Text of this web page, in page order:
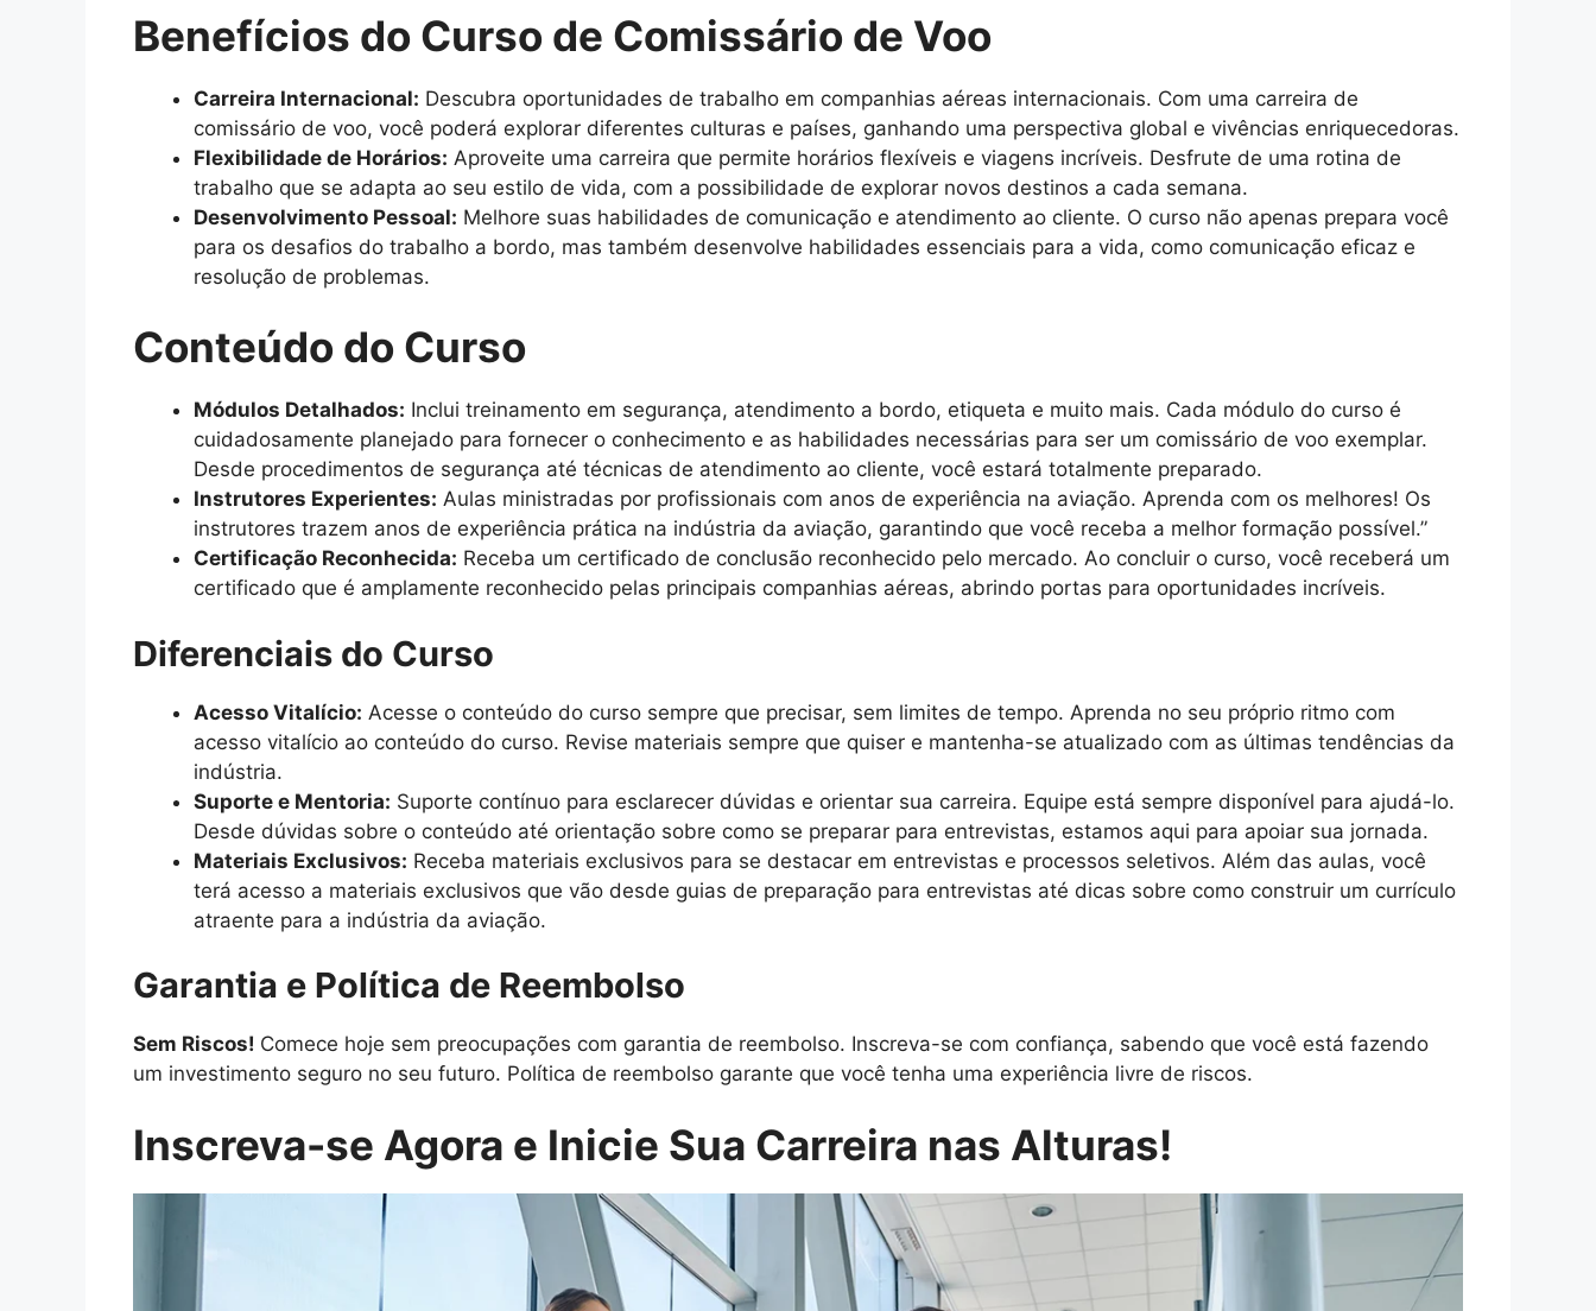
Benefícios do Curso de Comissário de Voo
Carreira Internacional: Descubra oportunidades de trabalho em companhias aéreas internacionais. Com uma carreira de
comissário de voo, você poderá explorar diferentes culturas e países, ganhando uma perspectiva global e vivências enriquecedoras.
Flexibilidade de Horários: Aproveite uma carreira que permite horários flexíveis e viagens incríveis. Desfrute de uma rotina de
trabalho que se adapta ao seu estilo de vida, com a possibilidade de explorar novos destinos a cada semana.
Desenvolvimento Pessoal: Melhore suas habilidades de comunicação e atendimento ao cliente. O curso não apenas prepara você
para os desafios do trabalho a bordo, mas também desenvolve habilidades essenciais para a vida, como comunicação eficaz e
resolução de problemas.
Conteúdo do Curso
Módulos Detalhados: Inclui treinamento em segurança, atendimento a bordo, etiqueta e muito mais. Cada módulo do curso é
cuidadosamente planejado para fornecer o conhecimento e as habilidades necessárias para ser um comissário de voo exemplar.
Desde procedimentos de segurança até técnicas de atendimento ao cliente, você estará totalmente preparado.
Instrutores Experientes: Aulas ministradas por profissionais com anos de experiência na aviação. Aprenda com os melhores! Os
instrutores trazem anos de experiência prática na indústria da aviação, garantindo que você receba a melhor formação possível.”
Certificação Reconhecida: Receba um certificado de conclusão reconhecido pelo mercado. Ao concluir o curso, você receberá um
certificado que é amplamente reconhecido pelas principais companhias aéreas, abrindo portas para oportunidades incríveis.
Diferenciais do Curso
Acesso Vitalício: Acesse o conteúdo do curso sempre que precisar, sem limites de tempo. Aprenda no seu próprio ritmo com
acesso vitalício ao conteúdo do curso. Revise materiais sempre que quiser e mantenha-se atualizado com as últimas tendências da
indústria.
Suporte e Mentoria: Suporte contínuo para esclarecer dúvidas e orientar sua carreira. Equipe está sempre disponível para ajudá-lo.
Desde dúvidas sobre o conteúdo até orientação sobre como se preparar para entrevistas, estamos aqui para apoiar sua jornada.
Materiais Exclusivos: Receba materiais exclusivos para se destacar em entrevistas e processos seletivos. Além das aulas, você
terá acesso a materiais exclusivos que vão desde guias de preparação para entrevistas até dicas sobre como construir um currículo
atraente para a indústria da aviação.
Garantia e Política de Reembolso
Sem Riscos! Comece hoje sem preocupações com garantia de reembolso. Inscreva-se com confiança, sabendo que você está fazendo
um investimento seguro no seu futuro. Política de reembolso garante que você tenha uma experiência livre de riscos.
Inscreva-se Agora e Inicie Sua Carreira nas Alturas!